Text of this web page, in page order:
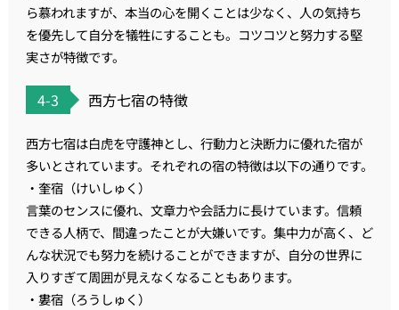
ら慕われますが、本当の心を開くことは少なく、人の気持ち
を優先して自分を犠牲にすることも。コツコツと努力する堅
実さが特徴です。
4-3 西方七宿の特徴
西方七宿は白虎を守護神とし、行動力と決断力に優れた宿が
多いとされています。それぞれの宿の特徴は以下の通りです。
・奎宿（けいしゅく）
言葉のセンスに優れ、文章力や会話力に長けています。信頼
できる人柄で、間違ったことが大嫌いです。集中力が高く、ど
んな状況でも努力を続けることができますが、自分の世界に
入りすぎて周囲が見えなくなることもあります。
・婁宿（ろうしゅく）